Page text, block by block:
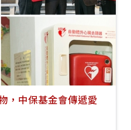
，中保基金會傳遞愛